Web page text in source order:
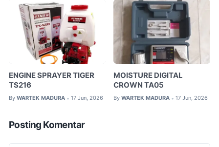
ENGINE SPRAYER TIGER
TS216
By WARTEK MADURA • 17 Jun, 2026
MOISTURE DIGITAL
CROWN TA05
By WARTEK MADURA • 17 Jun, 2026
Posting Komentar